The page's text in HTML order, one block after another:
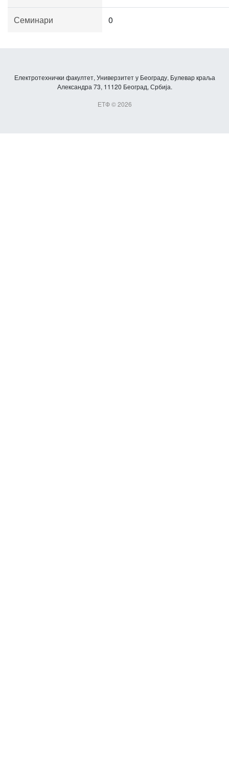
Семинари 0
Електротехнички факултет, Универзитет у Београду, Булевар краља
Александра 73, 11120 Београд, Србија.
ЕТФ © 2026